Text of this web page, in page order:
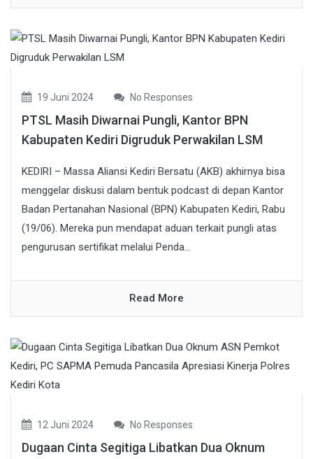
19 Juni 2024 No Responses
PTSL Masih Diwarnai Pungli, Kantor BPN
Kabupaten Kediri Digruduk Perwakilan LSM
KEDIRI – Massa Aliansi Kediri Bersatu (AKB) akhirnya bisa
menggelar diskusi dalam bentuk podcast di depan Kantor
Badan Pertanahan Nasional (BPN) Kabupaten Kediri, Rabu
(19/06). Mereka pun mendapat aduan terkait pungli atas
pengurusan sertifikat melalui Penda...
Read More
12 Juni 2024 No Responses
Dugaan Cinta Segitiga Libatkan Dua Oknum